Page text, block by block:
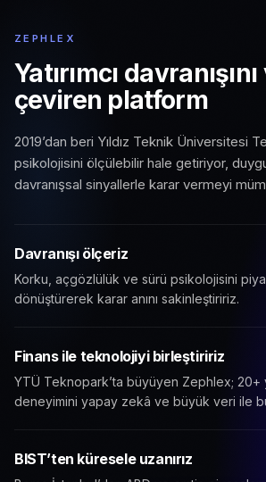
ZEPHLEX
Yatırımcı
çeviren platform
2019’dan beri Yıldız Teknik Üniversitesi
psikolojisini ölçülebilir hale getiriyor,
davranışsal sinyallerle karar vermeyi
Davranışı ölçeriz
Korku, açgözlülük ve sürü psikolojisini
dönüştürerek karar anını sakinleştiririz.
Finans ile teknolojiyi birleştiririz
YTÜ Teknopark’ta büyüyen Zephlex; 20+
deneyimini yapay zekâ ve büyük veri ile
BIST’ten küresele uzanırız